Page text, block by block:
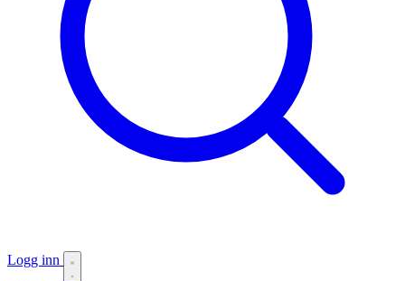
Logg inn